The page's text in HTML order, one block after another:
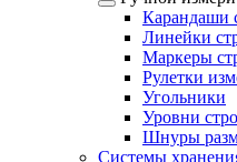
Карандаши
Линейки
Маркеры
Рулетки
Угольники
Уровни
Шнуры
Системы